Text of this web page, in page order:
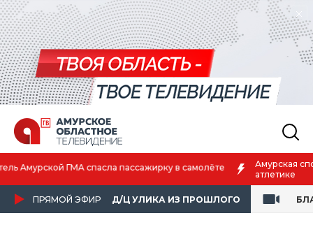
Амурская спортсменка выиграла первенство России по лёгкой
атлетике
ПРЯМОЙ ЭФИР Д/Ц УЛИКА ИЗ ПРОШЛОГО